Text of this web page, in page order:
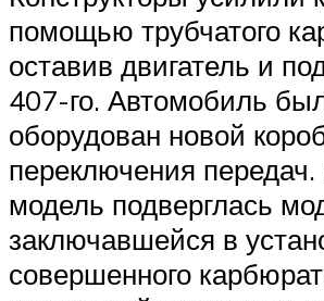
помощью трубчатого
оставив двигатель и
407-го. Автомобиль
оборудован новой
переключения
модель подверглась
заключавшейся в
совершенного